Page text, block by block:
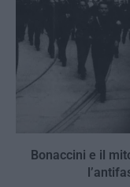
Bonaccini e il